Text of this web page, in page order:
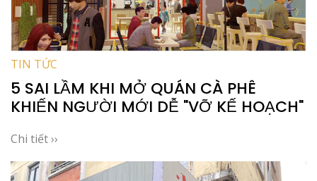
TIN TỨC
5 SAI LẦM KHI MỞ QUÁN CÀ PHÊ
KHIẾN NGƯỜI MỚI DỄ "VỠ KẾ HOẠCH"
Chi tiết ››